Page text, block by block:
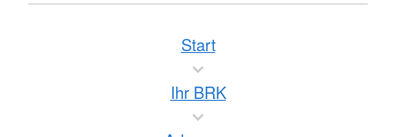
Start
Ihr BRK